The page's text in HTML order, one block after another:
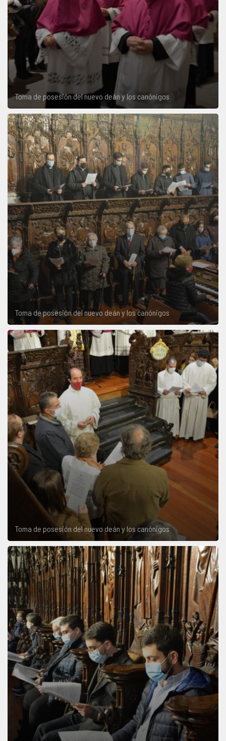
Toma de posesión del nuevo deán y los canónigos
Toma de posesión del nuevo deán y los canónigos
Toma de posesión del nuevo deán y los canónigos